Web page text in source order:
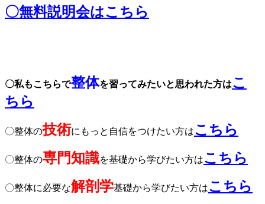
〇無料説明会はこちら
〇私もこちらで整体を習ってみたいと思われた方はこ
ちら
〇整体の技術にもっと自信をつけたい方はこちら
〇整体の専門知識を基礎から学びたい方はこちら
〇整体に必要な解剖学基礎から学びたい方はこちら